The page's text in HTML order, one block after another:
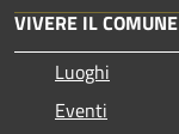
VIVERE IL COMUNE
Luoghi
Eventi